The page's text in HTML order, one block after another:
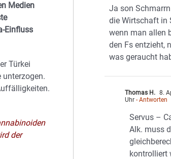
Medien
Einfluss
Türkei
der
Ja son
die Wirtschaft in
wenn man allen
den Fs entzieht,
was geraucht
Thomas H. 8.
Uhr - Antworten
Servus –
Alk. muss
kontrolliert